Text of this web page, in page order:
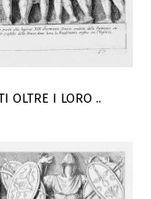
OLTRE I LORO ..